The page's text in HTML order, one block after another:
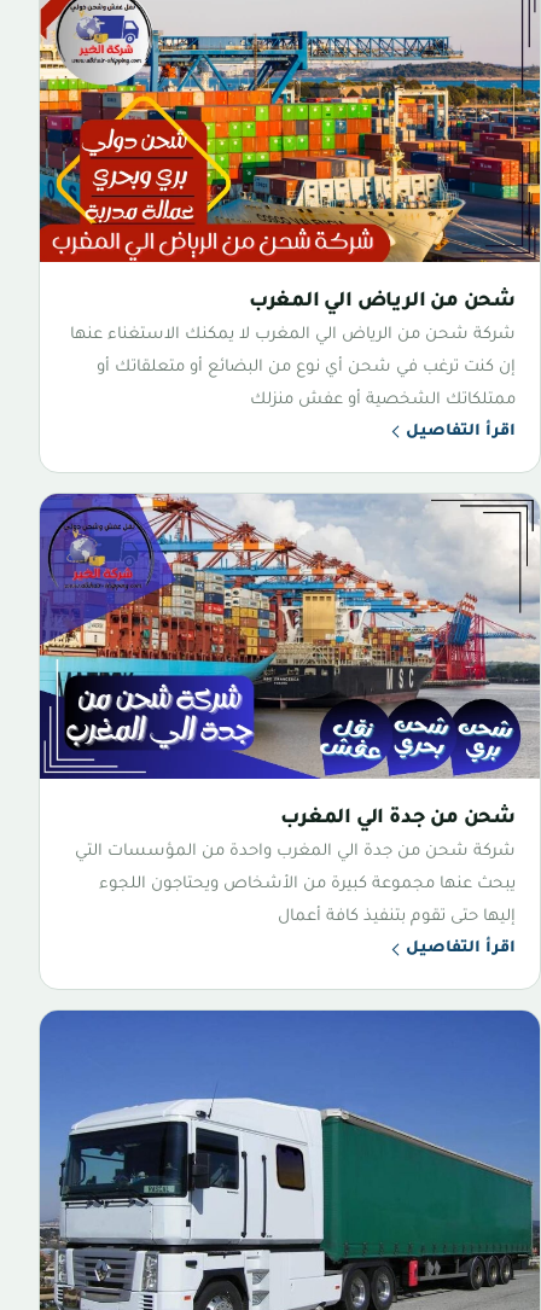
شحن من الرياض الي المغرب
شركة شحن من الرياض الي المغرب لا يمكنك الاستغناء عنها
إن كنت ترغب في شحن أي نوع من البضائع أو متعلقاتك أو
ممتلكاتك الشخصية أو عفش منزلك
اقرأ التفاصيل
شحن من جدة الي المغرب
شركة شحن من جدة الي المغرب واحدة من المؤسسات التي
يبحث عنها مجموعة كبيرة من الأشخاص ويحتاجون اللجوء
إليها حتى تقوم بتنفيذ كافة أعمال
اقرأ التفاصيل